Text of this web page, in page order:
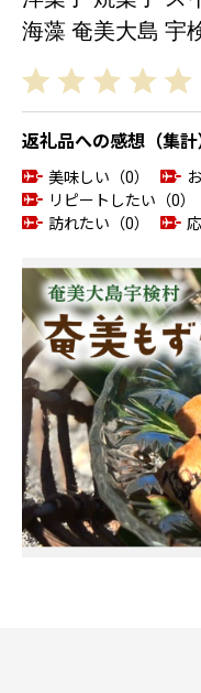
海藻 奄美大島 宇
返礼品への感想（集計
美味しい（0）
リピートしたい（0）
訪れたい（0）